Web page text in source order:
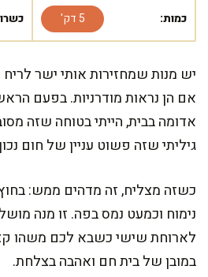
כמות: 5 דק'
יש מנות שמחזירות אותי ישר
אם הן נראות מודרניות. בפעם
אדומה בבית, הייתי בטוחה שזה
גיליתי שזה פשוט עניין של חום
כשזה מצליח, זה מדהים ממש:
נימוח וכמעט נמס בפה. זו מנה
לארוחת שישי כשבא לכם משהו
במובן של בית חם ואהבה בצלחת.